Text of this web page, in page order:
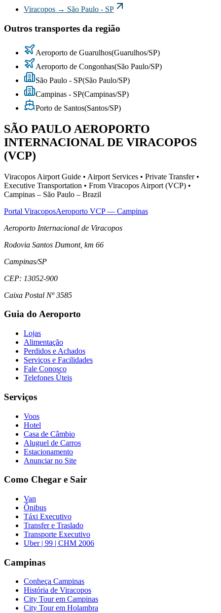
Viracopos → São Paulo - SP
Outros transportes da região
Aeroporto de Guarulhos(Guarulhos/SP)
Aeroporto de Congonhas(São Paulo/SP)
São Paulo - SP(São Paulo/SP)
Campinas - SP(Campinas/SP)
Porto de Santos(Santos/SP)
SÃO PAULO AEROPORTO
INTERNACIONAL DE VIRACOPOS
(VCP)
Viracopos Airport Guide • Airport Services • Private Transfer •
Executive Transportation • From Viracopos Airport (VCP) •
Campinas – São Paulo – Brazil
Portal ViracoposAeroporto VCP — Campinas
Aeroporto Internacional de Viracopos
Rodovia Santos Dumont, km 66
Campinas/SP
CEP: 13052-900
Caixa Postal Nº 3585
Guia do Aeroporto
Lojas
Alimentação
Perdidos e Achados
Serviços e Facilidades
Fale Conosco
Telefones Úteis
Serviços
Voos
Hotel
Casa de Câmbio
Aluguel de Carros
Estacionamento
Anunciar no Site
Como Chegar e Sair
Van
Ônibus
Táxi Executivo
Transfer e Traslado
Transporte Executivo
Uber | 99 | CHM 2006
Campinas
Conheça Campinas
História de Viracopos
City Tour em Campinas
City Tour em Holambra